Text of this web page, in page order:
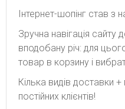
Інтернет-шопінг став з
Зручна навігація сайту
вподобану річ: для
товар в корзину і
Кілька видів доставки
постійних клієнтів!